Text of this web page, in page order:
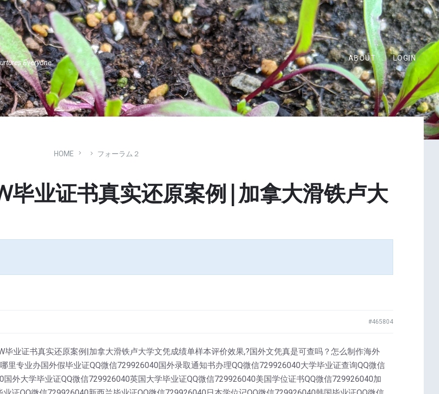
Everyone.
ABOUT LOGIN
HOME フォーラム２
毕业证书真实还原案例|加拿大滑铁卢大
#465804
毕业证书真实还原案例|加拿大滑铁卢大学文凭成绩单样本评价效果,?国外文凭真是可查吗？怎么制作海外
里专业办国外假毕业证QQ微信729926040国外录取通知书办理QQ微信729926040大学毕业证查询QQ微信
外大学毕业证QQ微信729926040英国大学毕业证QQ微信729926040美国学位证书QQ微信729926040加